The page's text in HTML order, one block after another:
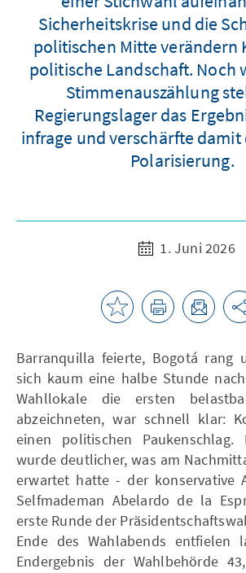
Sicherheitskrise und die
politischen Mitte verändern
politische Landschaft. Noch
Stimmenauszählung
Regierungslager das
infrage und verschärfte
Polarisierung.
1. Juni 2026
Barranquilla feierte, Bogotá rang
sich kaum eine halbe Stunde
Wahllokale die ersten
abzeichneten, war schnell klar:
einen politischen
wurde deutlicher, was am
erwartet hatte - der konservative
Selfmademan Abelardo de la
erste Runde der
Ende des Wahlabends entfielen
Endergebnis der Wahlbehörde